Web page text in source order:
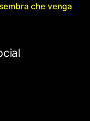
che venga